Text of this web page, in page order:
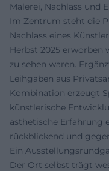
Malerei, Nachlass und
Im Zentrum steht die
Nachlass eines
Herbst 2025
zu sehen waren.
Leihgaben aus
Kombination erzeugt
künstlerische
ästhetische Erfahrung
rückblickend und
Ein
Der Ort selbst trägt